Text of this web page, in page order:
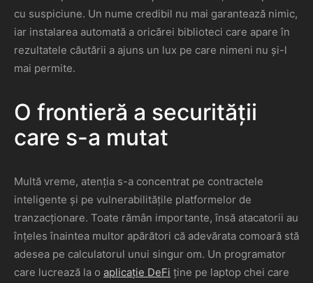
cu suspiciune. Un nume credibil nu mai garantează nimic,
iar instalarea automată a oricărei biblioteci care apare în
rezultatele căutării a ajuns un lux pe care nimeni nu și-l
mai permite.
O frontieră a securității
care s-a mutat
Multă vreme, atenția s-a concentrat pe contractele
inteligente și pe vulnerabilitățile platformelor de
tranzacționare. Toate rămân importante, însă atacatorii au
înțeles înaintea multor apărători că adevărata comoară stă
adesea pe calculatorul unui singur om. Un programator
care lucrează la o aplicație DeFi ține pe laptop chei care